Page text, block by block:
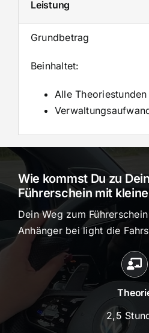
Leistung
Grundbetrag
Beinhaltet:
Alle Theoriestunden
Wie kommst Du zu
Führerschein mit
Dein Weg zum
Anhänger bei light die
2,5